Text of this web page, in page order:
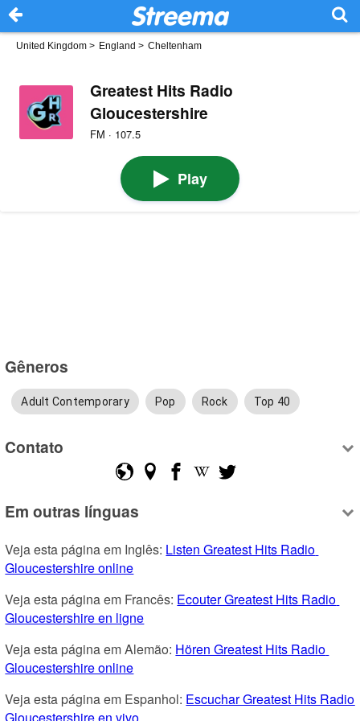
United Kingdom > England > Cheltenham
Greatest Hits Radio
Gloucestershire
FM · 107.5
Play
Gêneros
Adult Contemporary Pop Rock Top 40
Contato
Em outras línguas
Veja esta página em Inglês: Listen Greatest Hits Radio
Gloucestershire online
Veja esta página em Francês: Ecouter Greatest Hits Radio
Gloucestershire en ligne
Veja esta página em Alemão: Hören Greatest Hits Radio
Gloucestershire online
Veja esta página em Espanhol: Escuchar Greatest Hits Radio
Gloucestershire en vivo